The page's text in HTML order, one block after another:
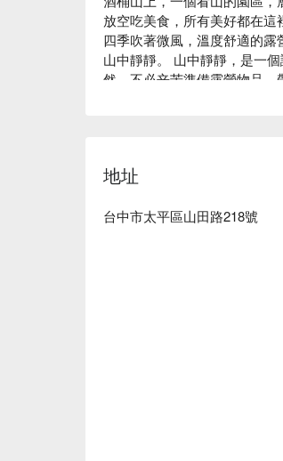
放空吃美食，所有美好都在
四季吹著微風，溫度舒適的
山中靜靜。 山中靜靜，是一
然，不必辛苦準備露營物品，
地址
台中市太平區山田路218號